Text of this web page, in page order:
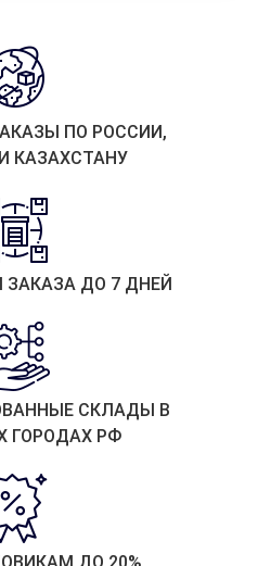
ПО РОССИИ,
КАЗАХСТАНУ
ЗАКАЗА ДО 7 ДНЕЙ
СКЛАДЫ В
ГОРОДАХ РФ